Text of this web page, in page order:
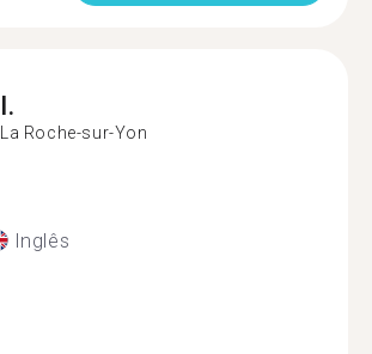
I.
La Roche-sur-Yon
Inglês